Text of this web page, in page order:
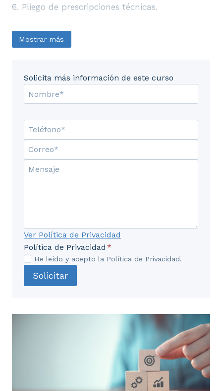
6. Pliego de prescripciones técnicas.
Mostrar más
Solicita más información de este curso
Ver Política de Privacidad
Política de Privacidad *
He leído y acepto la Política de Privacidad.
Solicitar